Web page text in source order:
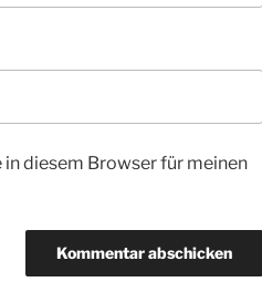
diesem Browser für meinen